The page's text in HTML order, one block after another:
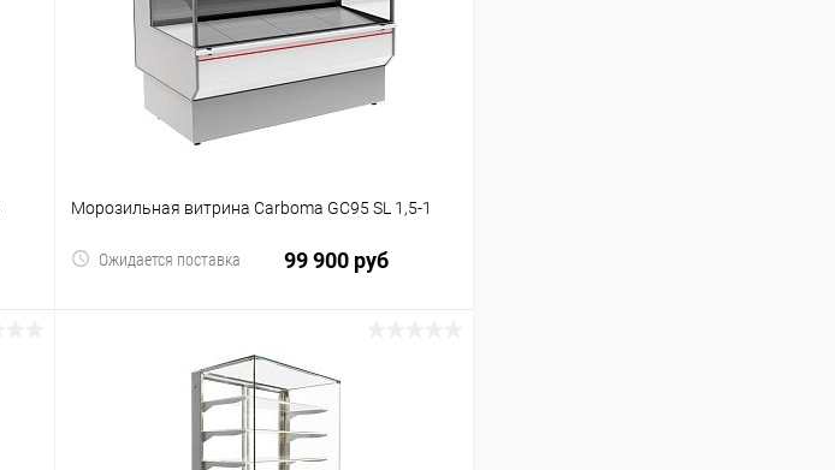
Морозильная витрина Carboma GC95 SL 1,5-1
Ожидается поставка 99 900 руб
В корзину
Купить в 1 клик